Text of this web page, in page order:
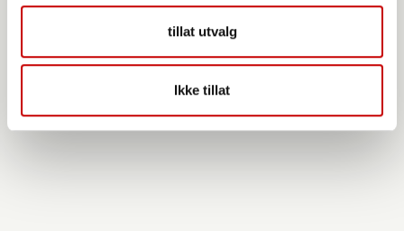
tillat utvalg
Ikke tillat
Norgesmøllene Rugmel siktet